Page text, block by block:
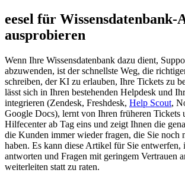
eesel für Wissensdatenbank-
ausprobieren
Wenn Ihre Wissensdatenbank dazu dient,
abzuwenden, ist der schnellste Weg, die
schreiben, der KI zu erlauben, Ihre Tickets zu
lässt sich in Ihren bestehenden Helpdesk und
integrieren (Zendesk, Freshdesk, Help Scout,
Google Docs), lernt von Ihren früheren Tickets
Hilfecenter ab Tag eins und zeigt Ihnen die
die Kunden immer wieder fragen, die Sie noch
haben. Es kann diese Artikel für Sie entwerfen,
antworten und Fragen mit geringem Vertrauen
weiterleiten statt zu raten.